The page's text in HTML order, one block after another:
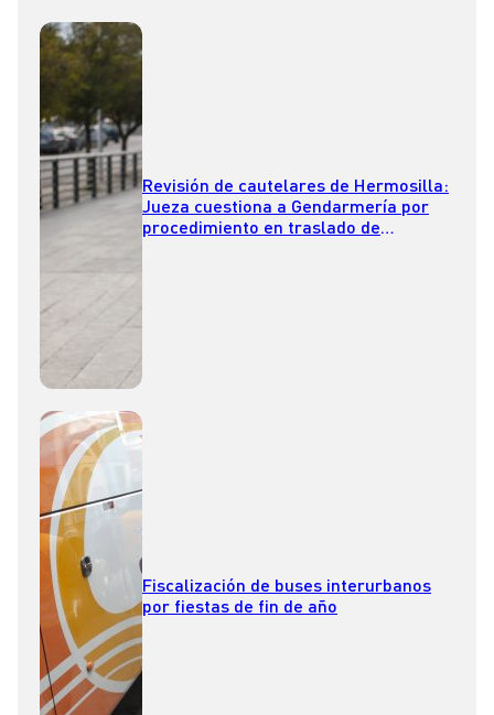
Revisión de cautelares de Hermosilla:
Jueza cuestiona a Gendarmería por
procedimiento en traslado de
Fiscalización de buses interurbanos
por fiestas de fin de año